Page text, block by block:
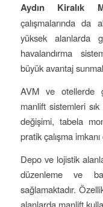
Aydın Kiralık
çalışmalarında da
yüksek alanlarda
havalandırma
büyük avantaj
AVM ve otellerde
manlift sistemleri sık
değişimi, tabela
pratik çalışma
Depo ve lojistik
düzenleme ve
sağlamaktadır.
alanlarda manlift